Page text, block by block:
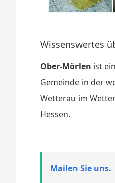
Wissenswertes
Ober-Mörlen ist
Gemeinde in der
Wetterau im
Hessen.
Mailen Sie uns.